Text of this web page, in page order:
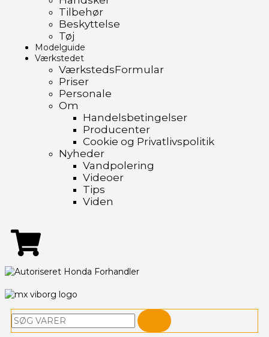
Tilbehør
Beskyttelse
Tøj
Modelguide
Værkstedet
VærkstedsFormular
Priser
Personale
Om
Handelsbetingelser
Producenter
Cookie og Privatlivspolitik
Nyheder
Vandpolering
Videoer
Tips
Viden
Søg